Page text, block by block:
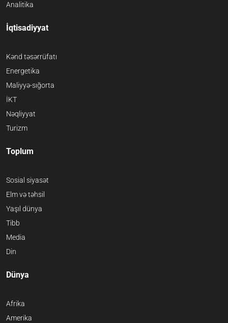
Analitika
İqtisadiyyat
Kənd təsərrüfatı
Energetika
Maliyyə-sığorta
İKT
Nəqliyyat
Turizm
Toplum
Sosial siyasət
Elm və təhsil
Yaşıl dünya
Tibb
Media
Din
Dünya
Afrika
Amerika